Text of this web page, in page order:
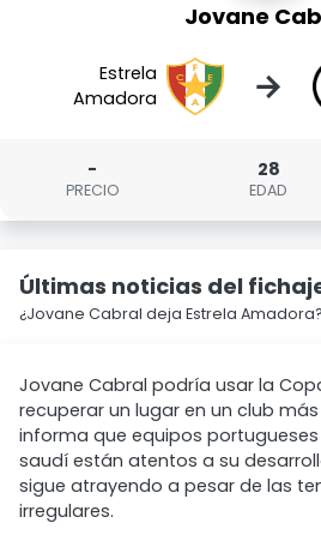
Jovane
Estrela
Amadora
→
-
PRECIO
28
EDAD
Últimas noticias del
¿Jovane Cabral deja Estrela Amadora?
Jovane Cabral podría usar la
recuperar un lugar en un club
informa que equipos
saudí están atentos a su
sigue atrayendo a pesar de las
irregulares.